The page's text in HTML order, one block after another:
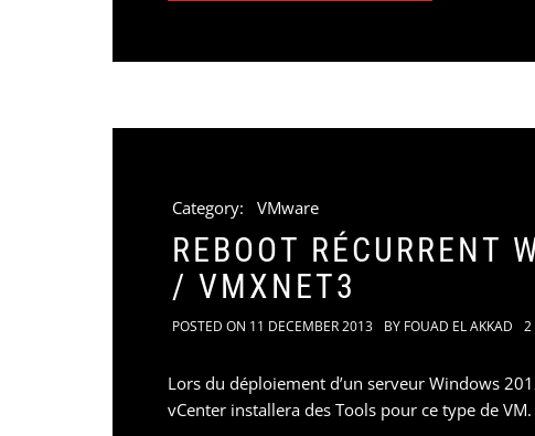
Category: VMware
REBOOT
/ VMXNET3
POSTED ON 11 DECEMBER 2013 BY FOUAD EL AKKAD 2
Lors du déploiement d’un serveur Windows
vCenter installera des Tools pour ce type de